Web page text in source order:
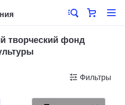
творческий фонд
Фильтры